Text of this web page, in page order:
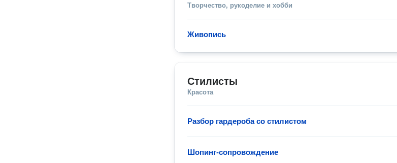
Творчество, рукоделие и хобби
Живопись
Стилисты
Красота
Разбор гардероба со стилистом
Шопинг-сопровождение